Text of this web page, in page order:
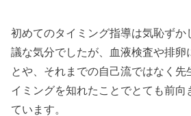
初めてのタイミング指導は気恥ずか
議な気分でしたが、血液検査や排卵
とや、それまでの自己流ではなく先
イミングを知れたことでとても前向
ています。